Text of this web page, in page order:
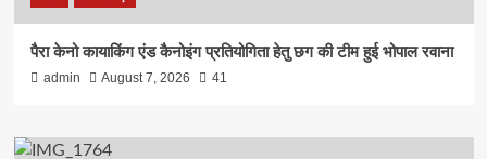
पैरा केनो कायाकिंग एंड कैनोइंग प्रतियोगिता हेतु छग की टीम हुई भोपाल रवाना
admin August 7, 2026 41